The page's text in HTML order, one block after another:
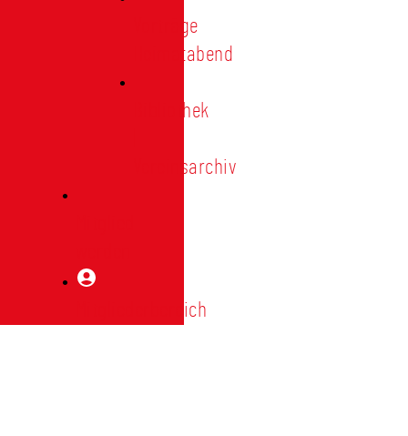
Vorträge
Heimatabend
Bibliothek
Vereinsarchiv
Mitgliederbereich